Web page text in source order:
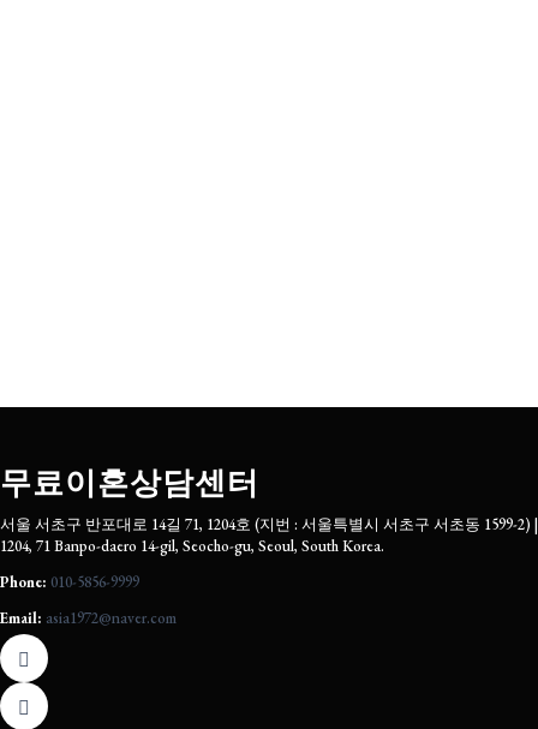
무료이혼상담센터
서울 서초구 반포대로 14길 71, 1204호 (지번 : 서울특별시 서초구 서초동 1599-2) |
1204, 71 Banpo-daero 14-gil, Seocho-gu, Seoul, South Korea.
Phone: 010-5856-9999
Email: asia1972@naver.com